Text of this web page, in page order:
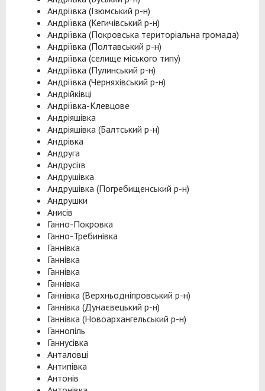
Андріївка (Ізюмський р-н)
Андріївка (Кегичівський р-н)
Андріївка (Покровська територіальна громада)
Андріївка (Полтавський р-н)
Андріївка (селище міського типу)
Андріївка (Пулинський р-н)
Андріївка (Черняхівський р-н)
Андрійківці
Андріївка-Клевцове
Андріяшівка
Андріяшівка (Балтський р-н)
Андрівка
Андруга
Андрусіїв
Андрушівка
Андрушівка (Погребищенський р-н)
Андрушки
Анисів
Ганно-Покровка
Ганно-Требинівка
Ганнівка
Ганнівка
Ганнівка
Ганнівка
Ганнівка (Верхньодніпровський р-н)
Ганнівка (Дунаєвецький р-н)
Ганнівка (Новоархангельський р-н)
Ганнопіль
Ганнусівка
Анталовці
Антипівка
Антонів